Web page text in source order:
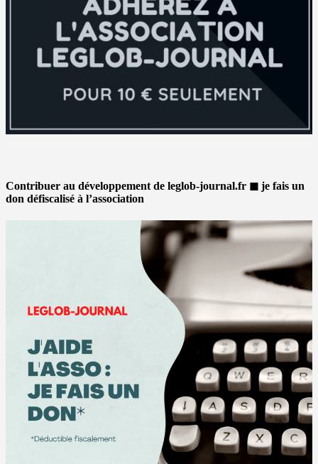
Contribuer au développement de leglob-journal.fr ◼ je fais un
don défiscalisé à l’association